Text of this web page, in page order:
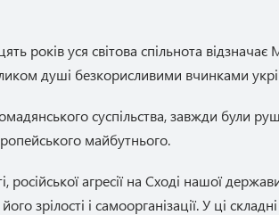
років уся світова спільнота
душі безкорисливими вчинками
суспільства, завжди були
майбутнього.
російської агресії на Сході нашої
зрілості і самоорганізації. У ці